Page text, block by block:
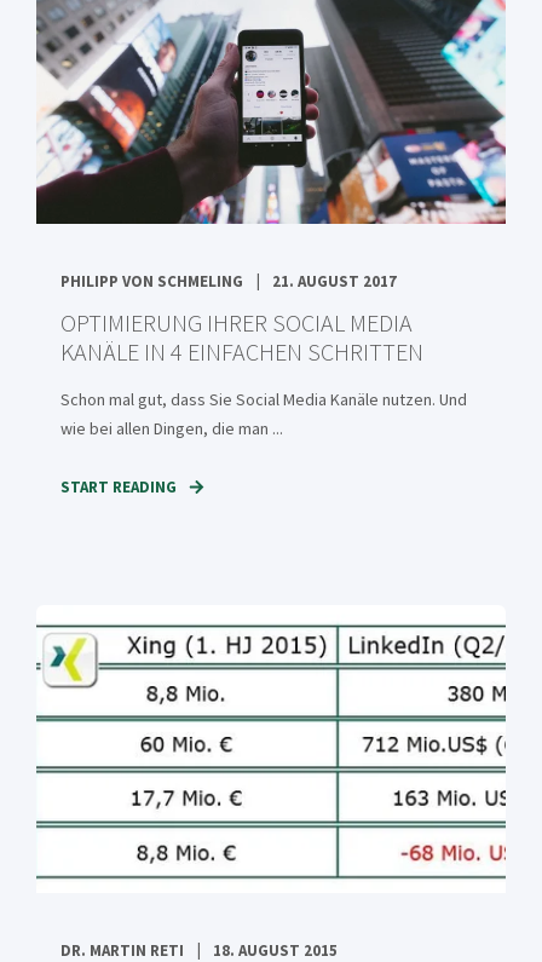
PHILIPP VON SCHMELING 21. AUGUST 2017
OPTIMIERUNG IHRER SOCIAL MEDIA
KANÄLE IN 4 EINFACHEN SCHRITTEN
Schon mal gut, dass Sie Social Media Kanäle nutzen. Und
wie bei allen Dingen, die man ...
START READING
DR. MARTIN RETI 18. AUGUST 2015